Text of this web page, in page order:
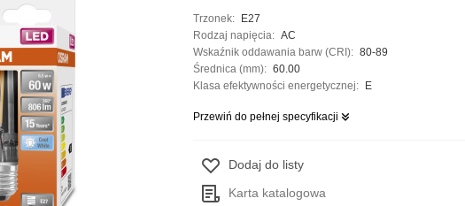
Trzonek:
E27
Rodzaj napięcia: AC
Wskaźnik oddawania barw (CRI): 80-89
Średnica (mm): 60.00
Klasa efektywności energetycznej:
E
Przewiń do pełnej specyfikacji
Dodaj do listy
Karta katalogowa